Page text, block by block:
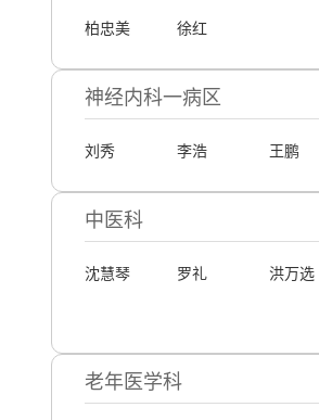
柏忠美 徐红
神经内科一病区
刘秀 李浩 王鹏
中医科
沈慧琴 罗礼 洪万选
老年医学科